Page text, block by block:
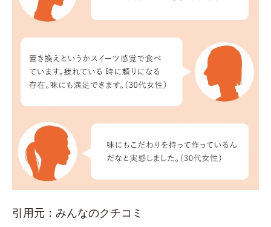
引用元：みんなのクチコミ